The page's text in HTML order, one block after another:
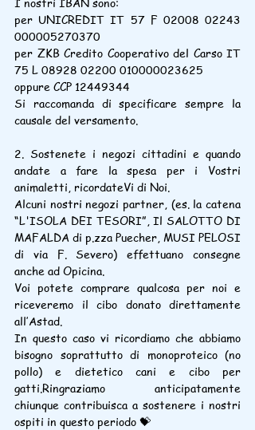
per UNICREDIT IT 57 F 02008 02243
000005270370
per ZKB Credito Cooperativo del Carso IT
75 L 08928 02200 010000023625
oppure CCP 12449344
Si raccomanda di specificare sempre la
causale del versamento.
2. Sostenete i negozi cittadini e quando
andate a fare la spesa per i Vostri
animaletti, ricordateVi di Noi.
Alcuni nostri negozi partner, (es. la catena
“L'ISOLA DEI TESORI”, Il SALOTTO DI
MAFALDA di p.zza Puecher, MUSI PELOSI
di via F. Severo) effettuano consegne
anche ad Opicina.
Voi potete comprare qualcosa per noi e
riceveremo il cibo donato direttamente
all’Astad.
In questo caso vi ricordiamo che abbiamo
bisogno soprattutto di monoproteico (no
pollo) e dietetico cani e cibo per
gatti.Ringraziamo anticipatamente
chiunque contribuisca a sostenere i nostri
ospiti in questo periodo 💝